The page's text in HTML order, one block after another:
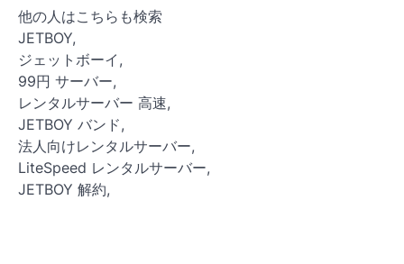
他の人はこちらも検索
JETBOY,
ジェットボーイ,
99円 サーバー,
レンタルサーバー 高速,
JETBOY バンド,
法人向けレンタルサーバー,
LiteSpeed レンタルサーバー,
JETBOY 解約,